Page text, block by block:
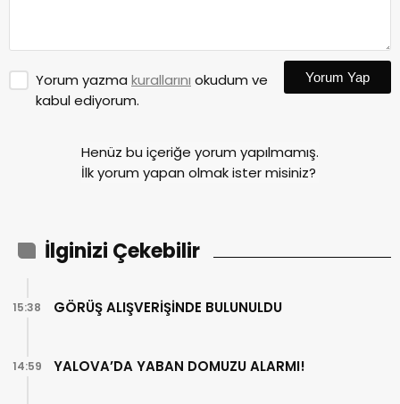
Yorum yazma kurallarını okudum ve
kabul ediyorum.
Yorum Yap
Henüz bu içeriğe yorum yapılmamış.
İlk yorum yapan olmak ister misiniz?
İlginizi Çekebilir
GÖRÜŞ ALIŞVERİŞİNDE BULUNULDU
15:38
YALOVA’DA YABAN DOMUZU ALARMI!
14:59